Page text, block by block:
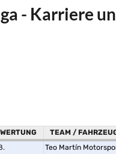
- Karriere
WERTUNG TEAM /
Teo Martín